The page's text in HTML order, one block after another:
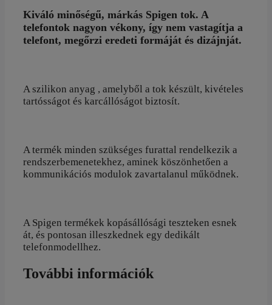
Kiváló minőségű, márkás Spigen tok. A
telefontok nagyon vékony, így nem vastagítja a
telefont, megőrzi eredeti formáját és dizájnját.
A szilikon anyag , amelyből a tok készült, kivételes
tartósságot és karcállóságot biztosít.
A termék minden szükséges furattal rendelkezik a
rendszerbemenetekhez, aminek köszönhetően a
kommunikációs modulok zavartalanul működnek.
A Spigen termékek kopásállósági teszteken esnek
át, és pontosan illeszkednek egy dedikált
telefonmodellhez.
További információk